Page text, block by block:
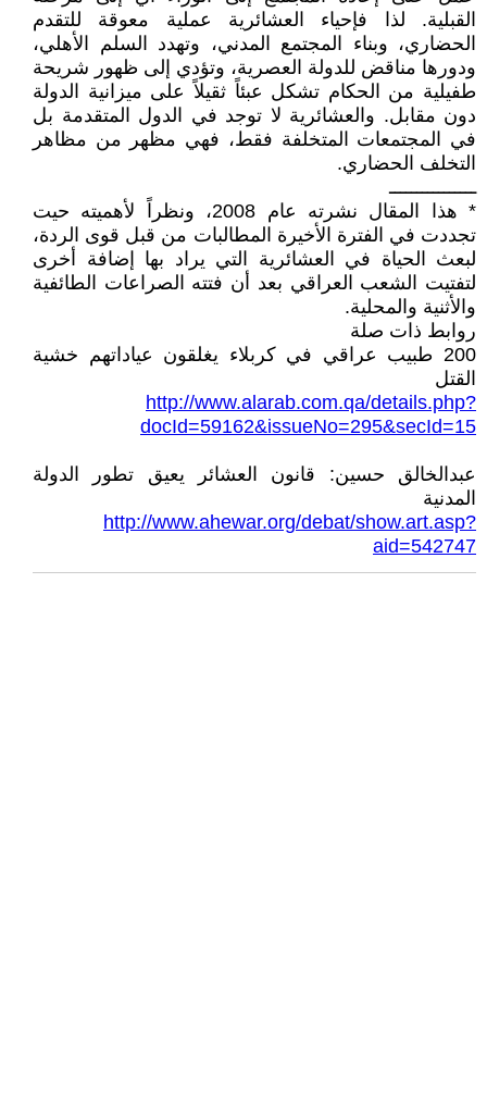
القبلية. لذا فإحياء العشائرية عملية معوقة للتقدم
الحضاري، وبناء المجتمع المدني، وتهدد السلم الأهلي،
ودورها مناقض للدولة العصرية، وتؤدي إلى ظهور شريحة
طفيلية من الحكام تشكل عبئاً ثقيلاً على ميزانية الدولة
دون مقابل. والعشائرية لا توجد في الدول المتقدمة بل
في المجتمعات المتخلفة فقط، فهي مظهر من مظاهر
التخلف الحضاري.
ــــــــــــــــ
* هذا المقال نشرته عام 2008، ونظراً لأهميته حيت
تجددت في الفترة الأخيرة المطالبات من قبل قوى الردة،
لبعث الحياة في العشائرية التي يراد بها إضافة أخرى
لتفتيت الشعب العراقي بعد أن فتته الصراعات الطائفية
والأثنية والمحلية.
روابط ذات صلة
200 طبيب عراقي في كربلاء يغلقون عياداتهم خشية
القتل
http://www.alarab.com.qa/details.php?
docId=59162&issueNo=295&secId=15
عبدالخالق حسين: قانون العشائر يعيق تطور الدولة
المدنية
http://www.ahewar.org/debat/show.art.asp?
aid=542747